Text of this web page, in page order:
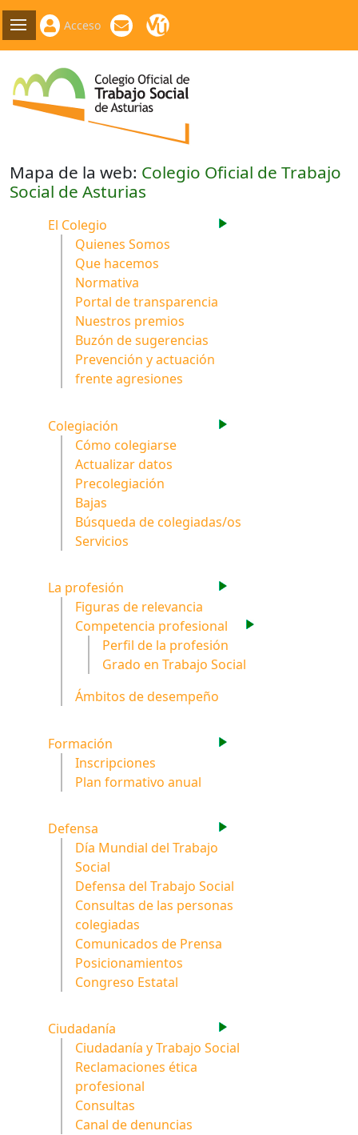
Acceso
Mapa de la web: Colegio Oficial de Trabajo
Social de Asturias
El Colegio
Quienes Somos
Que hacemos
Normativa
Portal de transparencia
Nuestros premios
Buzón de sugerencias
Prevención y actuación
frente agresiones
Colegiación
Cómo colegiarse
Actualizar datos
Precolegiación
Bajas
Búsqueda de colegiadas/os
Servicios
La profesión
Figuras de relevancia
Competencia profesional
Perfil de la profesión
Grado en Trabajo Social
Ámbitos de desempeño
Formación
Inscripciones
Plan formativo anual
Defensa
Día Mundial del Trabajo
Social
Defensa del Trabajo Social
Consultas de las personas
colegiadas
Comunicados de Prensa
Posicionamientos
Congreso Estatal
Ciudadanía
Ciudadanía y Trabajo Social
Reclamaciones ética
profesional
Consultas
Canal de denuncias